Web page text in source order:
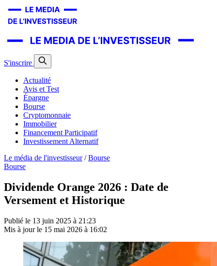
S'inscrire
Actualité
Avis et Test
Épargne
Bourse
Cryptomonnaie
Immobilier
Financement Participatif
Investissement Alternatif
Le média de l'investisseur / Bourse
Bourse
Dividende Orange 2026 : Date de
Versement et Historique
Publié le 13 juin 2025 à 21:23
Mis à jour le 15 mai 2026 à 16:02